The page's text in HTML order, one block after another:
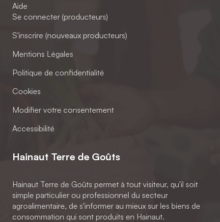
Aide
Se connecter (producteurs)
S'inscrire (nouveaux producteurs)
Mentions Légales
Politique de confidentialité
Cookies
Modifier votre consentement
Accessibilité
Hainaut Terre de Goûts
Hainaut Terre de Goûts permet à tout visiteur, qu'il soit
simple particulier ou professionnel du secteur
agroalimentaire, de s'informer au mieux sur les biens de
consommation qui sont produits en Hainaut.